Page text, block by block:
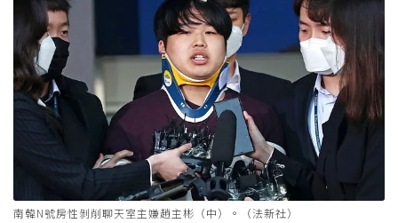
南韓N號房性剝削聊天室主嫌趙主彬（中）。（法新社）